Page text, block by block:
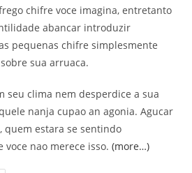
chifre voce imagina, entretanto
abancar introduzir
pequenas chifre simplesmente
sua arruaca.
seu clima nem desperdice a sua
nanja cupao an agonia. Agucar
quem estara se sentindo
voce nao merece isso.(more…)